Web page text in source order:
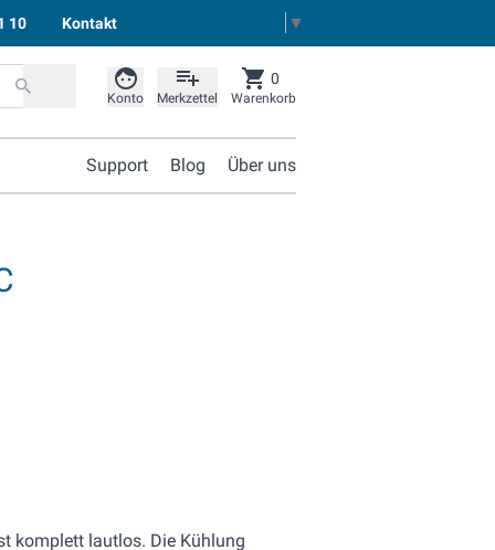
10 Kontakt ▼
Konto Merkzettel Warenkorb
0
Support Blog Über uns
komplett lautlos. Die Kühlung